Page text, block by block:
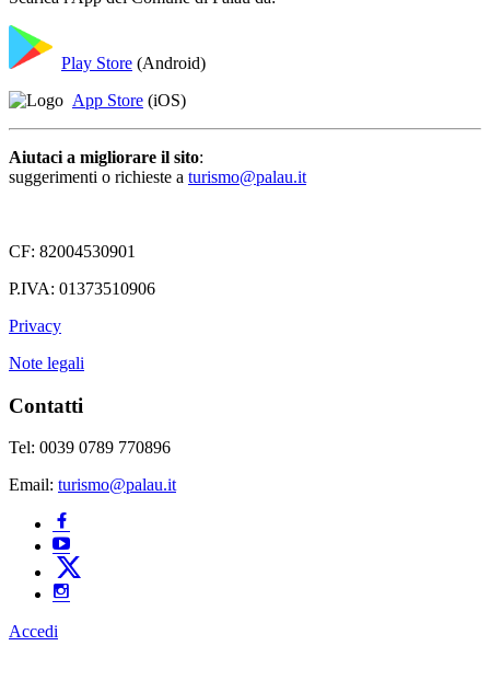
Play Store (Android)
App Store (iOS)
Aiutaci a migliorare il sito:
suggerimenti o richieste a turismo@palau.it
CF: 82004530901
P.IVA: 01373510906
Privacy
Note legali
Contatti
Tel: 0039 0789 770896
Email: turismo@palau.it
Accedi